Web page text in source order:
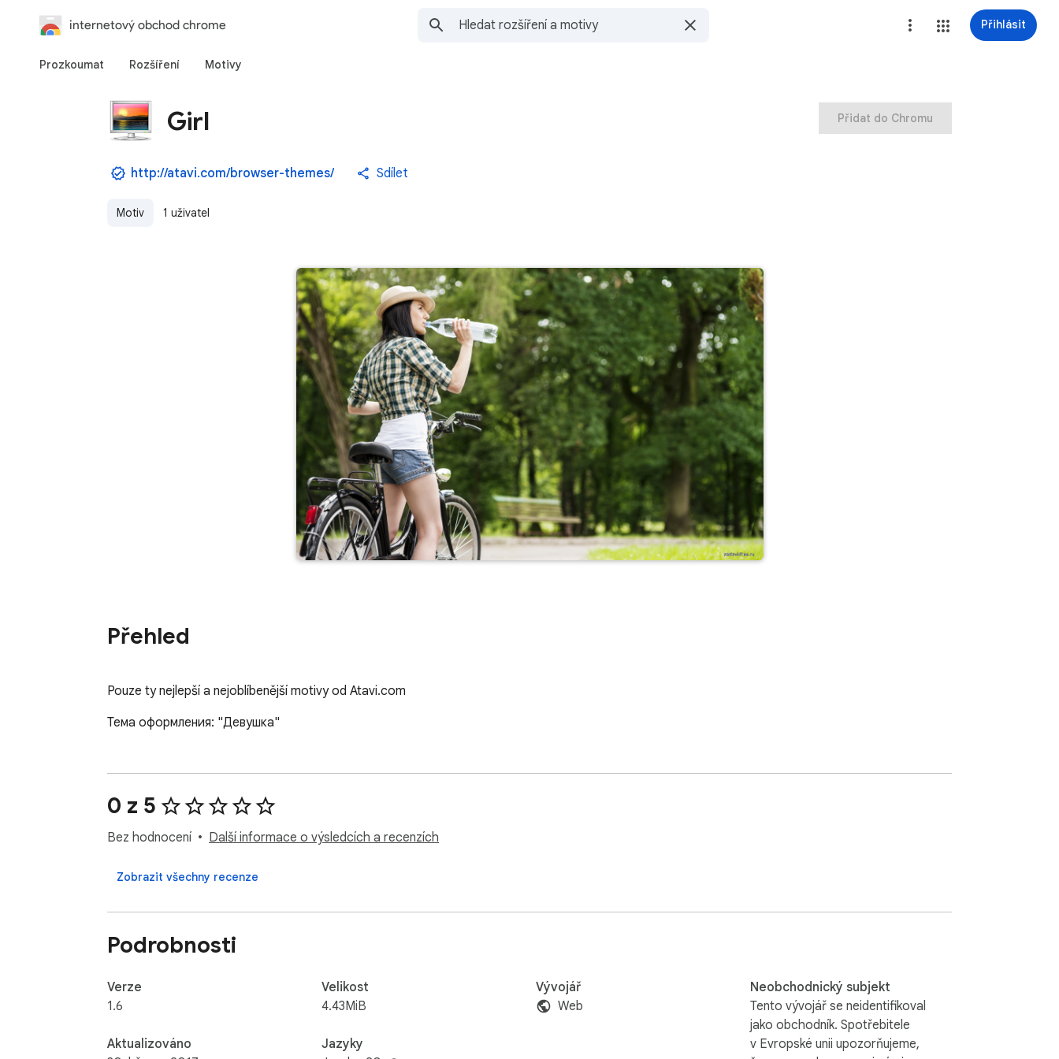
internetový obchod chrome Přihlásit
Prozkoumat Rozšíření Motivy
Girl
http://atavi.com/browser-themes/ Sdílet
Motiv 1 uživatel
Přidat do Chromu
Přehled
Pouze ty nejlepší a nejoblíbenější motivy od Atavi.com
Тема оформления: "Девушка"
0 z 5
Bez hodnocení Další informace o výsledcích a recenzích
Zobrazit všechny recenze
Podrobnosti
Verze
1.6
Aktualizováno
Velikost
4.43MiB
Jazyky
Vývojář
Web
Neobchodnický subjekt
Tento vývojář se neidentifikoval
jako obchodník. Spotřebitele
v Evropské unii upozorňujeme,